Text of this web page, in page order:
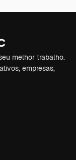
melhor trabalho.
empresas,